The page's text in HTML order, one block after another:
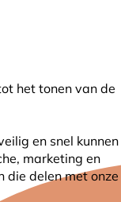
het tonen van de
en snel kunnen
marketing en
die delen met onze